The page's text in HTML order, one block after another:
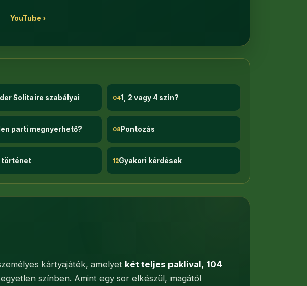
YouTube ›
Solitaire szabályai 041, 2 vagy 4 szín?
parti megnyerhető? 08 Pontozás
történet 12Gyakori kérdések
kártyajáték, amelyet két teljes paklival, 104
színben. Amint egy sor elkészül, magától